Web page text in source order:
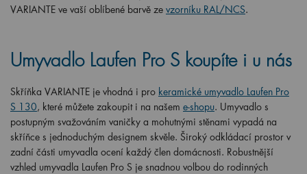
VARIANTE ve vaší oblíbené barvě ze vzorníku RAL/NCS.
Umyvadlo Laufen Pro S koupíte i u nás
Skříňka VARIANTE je vhodná i pro keramické umyvadlo Laufen Pro
S 130, které můžete zakoupit i na našem e-shopu. Umyvadlo s
postupným svažováním vaničky a mohutnými stěnami vypadá na
skříňce s jednoduchým designem skvěle. Široký odkládací prostor v
zadní části umyvadla ocení každý člen domácnosti. Robustnější
vzhled umyvadla Laufen Pro S je snadnou volbou do rodinných